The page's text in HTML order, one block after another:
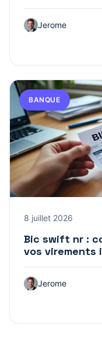
Jerome
BANQUE
8 juillet 2026
Bic swift nr :
vos virements
Jerome